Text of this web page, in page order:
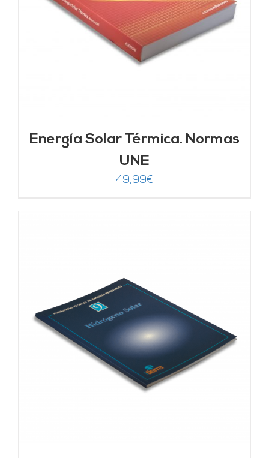
Energía Solar Térmica. Normas
UNE
49,99€